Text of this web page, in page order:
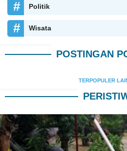
Politik
Wisata
POSTINGAN
TERPOPULER